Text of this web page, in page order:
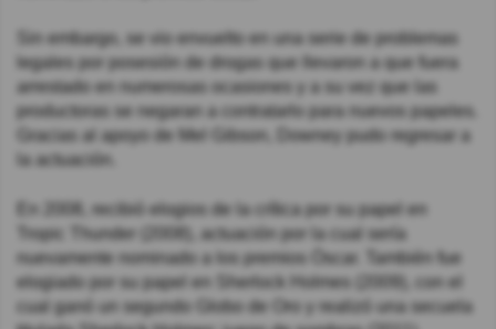
Sin embargo, se vio envuelto en una serie de problemas
legales por posesión de drogas que llevaron a que fuera
arrestado en numerosas ocasiones y a su vez que las
productoras se negaran a contratarlo para nuevos papeles.
Gracias al apoyo de Mel Gibson, Downey pudo regresar a
la actuación.
En 2008, recibió elogios de la crítica por su papel en
Tropic Thunder (2008), actuación por la cual sería
nuevamente nominado a los premios Óscar. También fue
elogiado por su papel en Sherlock Holmes (2009), con el
cual ganó un segundo Globo de Oro y realizó una secuela